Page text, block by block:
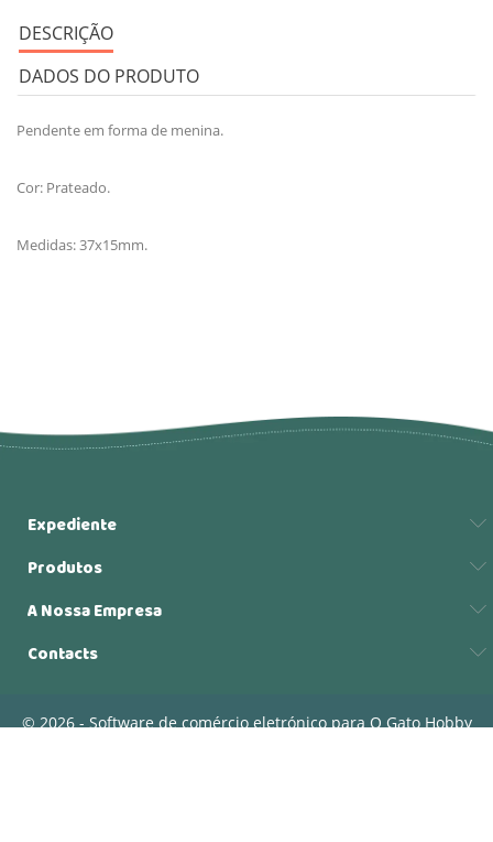
DESCRIÇÃO
DADOS DO PRODUTO
Pendente em forma de menina.
Cor: Prateado.
Medidas: 37x15mm.
Expediente
Produtos
A Nossa Empresa
Contacts
© 2026 - Software de comércio eletrónico para O Gato Hobby